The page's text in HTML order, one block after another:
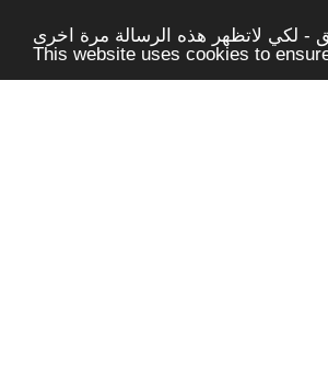
- لكي لاتظهر هذه الرسالة مرة اخرى -
This website uses cookies to